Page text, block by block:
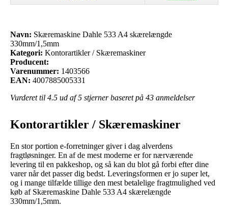
Navn: Skæremaskine Dahle 533 A4 skærelængde
330mm/1,5mm
Kategori: Kontorartikler / Skæremaskiner
Producent:
Varenummer: 1403566
EAN: 4007885005331
Vurderet til 4.5 ud af 5 stjerner baseret på 43 anmeldelser
Kontorartikler / Skæremaskiner
En stor portion e-forretninger giver i dag alverdens
fragtløsninger. En af de mest moderne er for nærværende
levering til en pakkeshop, og så kan du blot gå forbi efter dine
varer når det passer dig bedst. Leveringsformen er jo super let,
og i mange tilfælde tillige den mest betalelige fragtmulighed ved
køb af Skæremaskine Dahle 533 A4 skærelængde
330mm/1,5mm.